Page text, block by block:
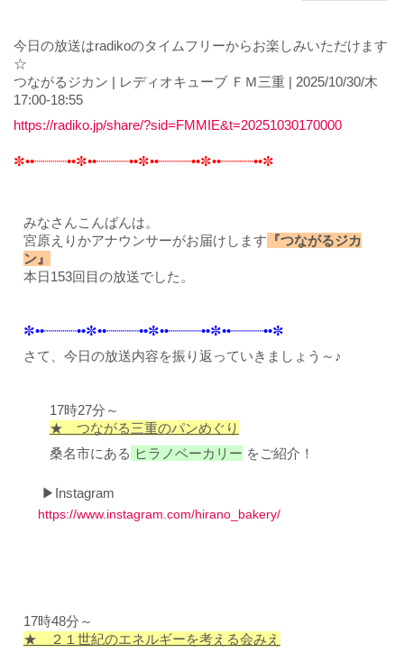
今日の放送はradikoのタイムフリーからお楽しみいただけます
☆
つながるジカン | レディオキューブ ＦＭ三重 | 2025/10/30/木
17:00-18:55
https://radiko.jp/share/?sid=FMMIE&t=20251030170000
✼••┈┈┈┈••✼••┈┈┈┈••✼••┈┈┈┈••✼••┈┈┈┈••✼
みなさんこんばんは。
宮原えりかアナウンサーがお届けします 『つながるジカ
ン』
本日153回目の放送でした。
✼••┈┈┈┈••✼••┈┈┈┈••✼••┈┈┈┈••✼••┈┈┈┈••✼
さて、今日の放送内容を振り返っていきましょう～♪
17時27分～
★ つながる三重のパンめぐり
桑名市にある ヒラノベーカリー をご紹介！
▶Instagram
https://www.instagram.com/hirano_bakery/
17時48分～
★ ２１世紀のエネルギーを考える会みえ